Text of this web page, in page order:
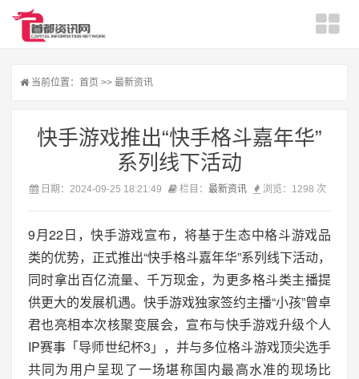
当前位置： 首页 >> 最新资讯
快手游戏推出“快手格斗嘉年华”
系列线下活动
日期：2024-09-25 18:21:49 栏目： 最新资讯 浏览：1298 次
9月22日，快手游戏宣布，将基于生态中格斗游戏品
类的优势，正式推出“快手格斗嘉年华”系列线下活动，
同时拿出百亿流量、千万现金，为更多格斗类主播提
供更大的发展机遇。快手游戏独家签约主播“小孩”曾卓
君也亮相本次核聚变展会，宣布与快手游戏升级个人
IP赛事「导师世纪杯3」，并与多位格斗游戏顶尖选手
共同为用户呈现了一场堪称国内最高水准的现场比